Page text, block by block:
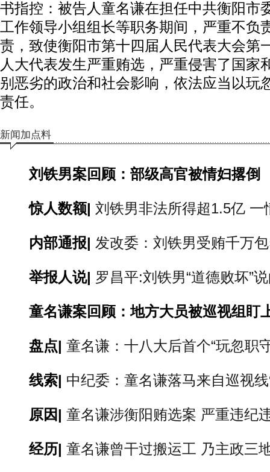
书指控：被告人童名谦在担任中共衡阳市
工作领导小组组长等职务期间，严重不负
责，致使衡阳市第十四届人民代表大会第
人大代表发生严重贿选，严重侵害了国家
别恶劣的政治和社会影响，依法应当以玩
责任。
新闻加点料
刘铁男案回顾：部级高官被情妇撂倒
惊人数额| 刘铁男非法所得超1.5亿 一
内部通报| 发改委：刘铁男受贿千万
举报人说| 罗昌平:刘铁男“道德败坏”
童名谦案回顾：地方大员被巡视组盯
盘点| 童名谦：十八大后首个“玩忽职
线索| 中纪委：童名谦落马来自巡视
原因| 童名谦涉衡阳贿选案 严重违纪
经历| 童名谦曾干过搬运工 乃主政三